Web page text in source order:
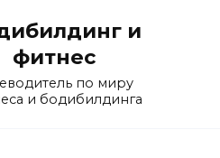
и
фитнес
по миру
и бодибилдинга